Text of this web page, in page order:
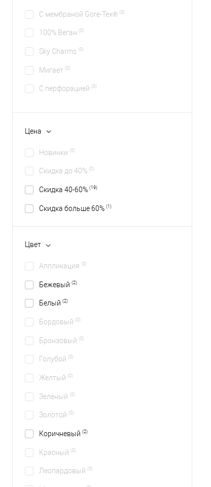
С мембраной Gore-Tex® (0)
100% Веган (0)
Sky Charms (0)
Мигает (0)
С перфорацией (0)
Цена
Новинки (0)
Скидка до 40% (0)
Скидка 40-60% (19)
Скидка больше 60% (1)
Цвет
Аппликация (0)
Бежевый (2)
Белый (2)
Бордовый (0)
Бронзовый (0)
Голубой (0)
Жёлтый (0)
Зелёный (0)
Золотой (0)
Коричневый (2)
Красный (0)
Леопардовый (0)